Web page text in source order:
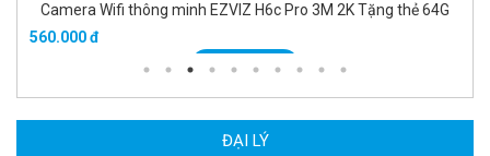
Camera Wifi thông minh EZVIZ H6c Pro 3M 2K Tặng thẻ 64G
560.000 đ
MUA NGAY
ĐẠI LÝ